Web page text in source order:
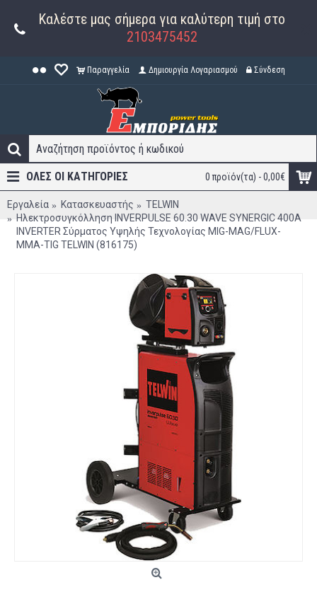
Καλέστε μας σήμερα για καλύτερη τιμή στο
2103475452
Παραγγελία Δημιουργία Λογαριασμού Σύνδεση
0 προϊόν(τα) - 0,00€
ΟΛΕΣ ΟΙ ΚΑΤΗΓΟΡΊΕΣ
Εργαλεία Κατασκευαστής
TELWIN
Ηλεκτροσυγκόλληση INVERPULSE 60.30 WAVE SYNERGIC 400A
INVERTER Σύρματος Υψηλής Τεχνολογίας MIG-MAG/FLUX-
MMA-TIG TELWIN (816175)